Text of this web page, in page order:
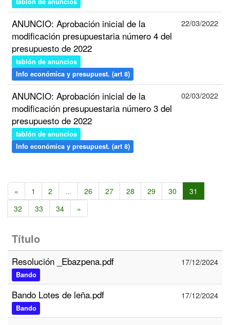
ANUNCIO: Aprobación inicial de la
modificación presupuestaria número 4 del
presupuesto de 2022
tablón de anuncios
Info económica y presupuest. (art 8)
22/03/2022
ANUNCIO: Aprobación inicial de la
modificación presupuestaria número 3 del
presupuesto de 2022
tablón de anuncios
Info económica y presupuest. (art 8)
02/03/2022
« 1 2 ... 26 27 28 29 30
31
32
33 34 »
Título
Resolución _Ebazpena.pdf
Bando
17/12/2024
Bando Lotes de leña.pdf
Bando
17/12/2024